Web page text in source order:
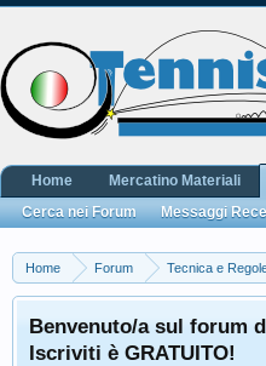
Home Forum Tecnica e
Benvenuto/a sul forum
Iscriviti è GRATUITO!
Home Mercatino Materiali
Cerca nei Forum
Messaggi